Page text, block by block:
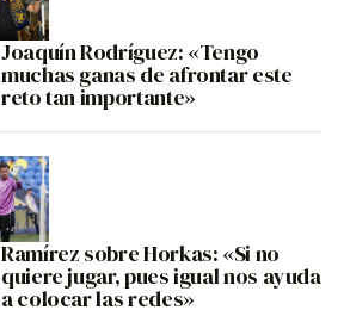
Joaquín Rodríguez: «Tengo
muchas ganas de afrontar este
reto tan importante»
Ramírez sobre Horkas: «Si no
quiere jugar, pues igual nos ayuda
a colocar las redes»